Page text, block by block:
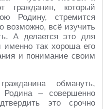
гражданин, который
Родину, стремится
возможно, всё изучить
А делается это для
так хороша его
и понимание своим
обмануть,
– совершенно
это срочно